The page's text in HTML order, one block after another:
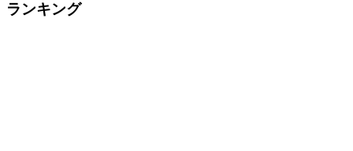
ランキング